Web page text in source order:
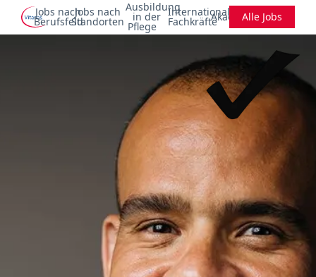
Jobs nach
Berufsfeld
Jobs nach
Standorten
Ausbildung
in der
Pflege
Internationale
FachkräfteAkademieAlle Jobs